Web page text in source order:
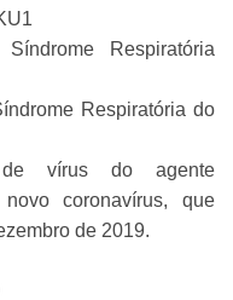
Respiratória
Respiratória do
de vírus do agente
coronavírus, que
de 2019.